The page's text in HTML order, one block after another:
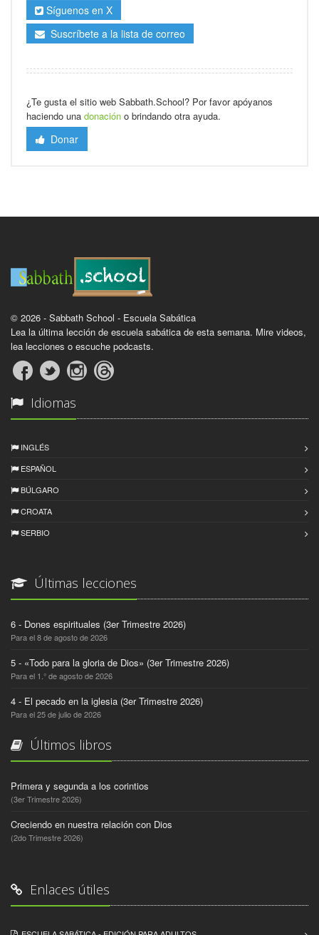
Síguenos en X
Suscríbete a la lista de correo
¿Te gusta el sitio web Sabbath.School? Por favor apóyanos
haciendo una donación o brindando otra ayuda.
Donar
© 2026 - Sabbath School - Escuela Sabática
Lea la última lección de escuela sabática de esta semana. Mire videos,
lea lecciones o escuche podcasts.
Idiomas
INGLÉS
ESPAÑOL
BÚLGARO
CROATA
SERBIO
Últimas lecciones
6 - Dones espirituales (3er Trimestre 2026)
Para el 8 de agosto de 2026
5 - «Todo para la gloria de Dios» (3er Trimestre 2026)
Para el 1.° de agosto de 2026
4 - El pecado en la iglesia (3er Trimestre 2026)
Para el 25 de julio de 2026
Últimos libros
Primera y segunda a los corintios
(3er Trimestre 2026)
Creciendo en nuestra relación con Dios
(2do Trimestre 2026)
Enlaces útiles